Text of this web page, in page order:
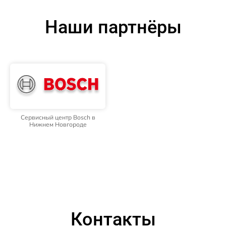
Наши партнёры
Сервисный центр Bosch в
Нижнем Новгороде
Контакты